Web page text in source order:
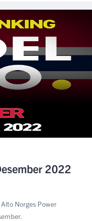
2022
Norges Power